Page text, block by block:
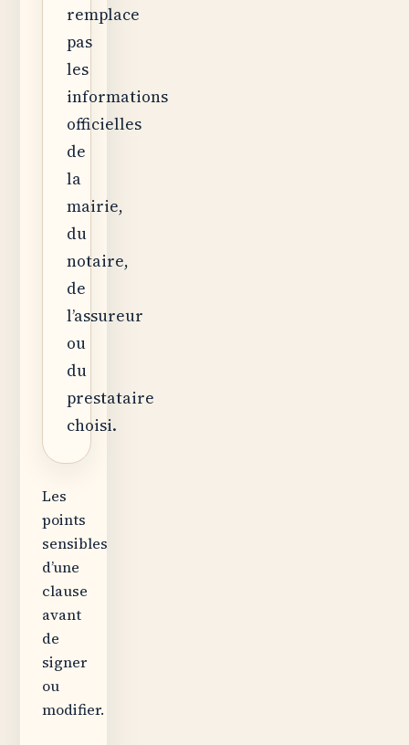
remplace
pas
les
informations
officielles
de
la
mairie,
du
notaire,
de
l’assureur
ou
du
prestataire
choisi.
Les
points
sensibles
d’une
clause
avant
de
signer
ou
modifier.